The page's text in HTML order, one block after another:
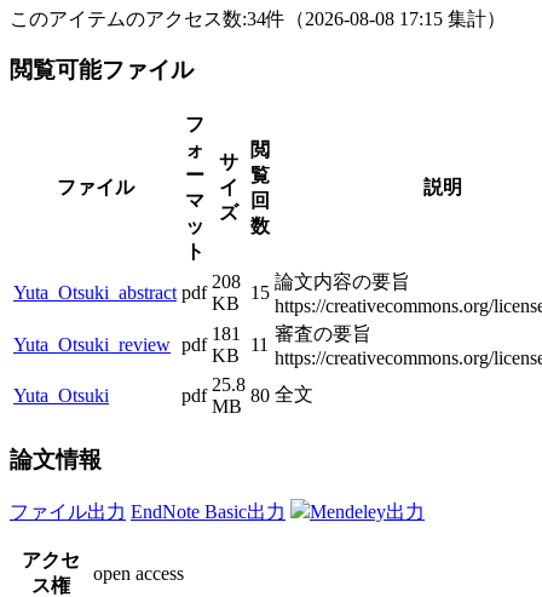
このアイテムのアクセス数:34件 （2026-08-08 17:15 集計）
閲覧可能ファイル
ファイル
フ
ォ
ー
マ
ッ
ト
サ
イ
ズ
閲
覧
回
数
説明
Yuta_Otsuki_abstract pdf
208
KB
15
論文内容の要旨
https://creativecommons.org/
Yuta_Otsuki_review pdf
181
KB
11
審査の要旨
https://creativecommons.org/
Yuta_Otsuki
pdf
25.8
MB
80 全文
論文情報
ファイル出力 EndNote Basic出力 Mendeley出力
アクセ
ス権
open access